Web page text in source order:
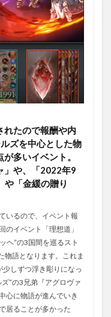
れたので報酬や内
ズを中心とした物
多いイベント。
」や、「2022年9
や「金緩の贈り
いるので、イベント報
のイベント「理想道」
ヘ”の3国間を巡るスト
物語となります。これま
しずつ浮き彫りになっ
”の3兄弟『アグロヴァ
心に物語が進んでいき
居ることが多かった